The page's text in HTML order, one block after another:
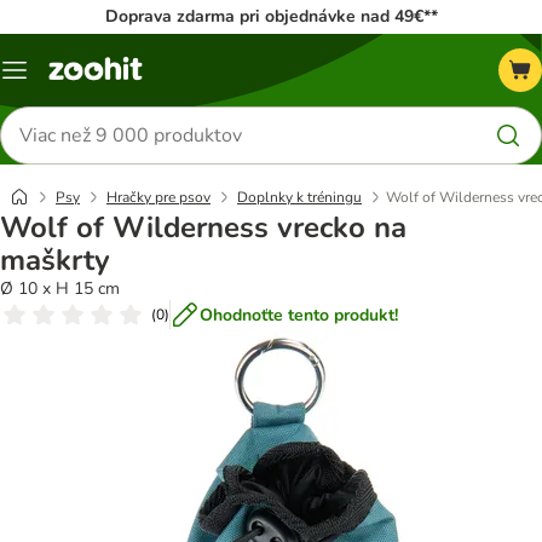
Doprava zdarma pri objednávke nad 49€**
Kategórie
Hľadať
produkty
Psy Hračky pre psov Doplnky k tréningu Wolf of Wilderness
Wolf of Wilderness vrecko na
maškrty
Ø 10 x H 15 cm
(0) Ohodnoťte tento produkt!